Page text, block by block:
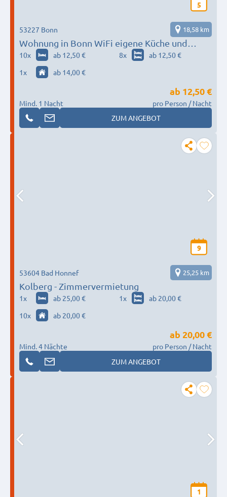
5
Wohnung in Bonn WiFi eigene Küche und
Badezimmer
53227 Bonn 18,58 km
10x ab 12,50 € 8x
ab 12,50 €
1x ab 14,00 €
Mind. 1 Nacht
ab 12,50 €
pro Person / Nacht
ZUM ANGEBOT
9
Kolberg - Zimmervermietung
53604 Bad Honnef 25,25 km
1x ab 25,00 € 1x
ab 20,00 €
10x ab 20,00 €
Mind. 4 Nächte
ab 20,00 €
pro Person / Nacht
ZUM ANGEBOT
1